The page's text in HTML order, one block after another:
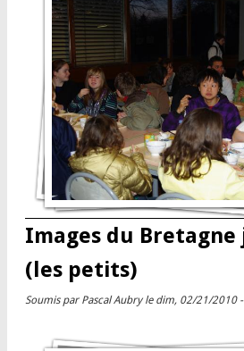
Images du Bretagne
(les petits)
Soumis par Pascal Aubryle dim, 02/21/2010